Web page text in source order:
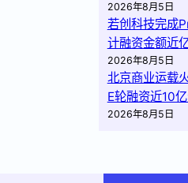
2026年8月5日
若创科技完成
计融资金额近
2026年8月5日
北京商业运载
E轮融资近10
2026年8月5日